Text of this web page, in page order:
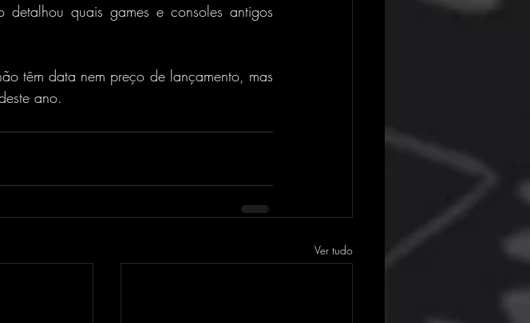
quais games e consoles antigos
têm data nem preço de lançamento, mas
ano.
Ver tudo